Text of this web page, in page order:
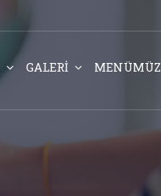
GALERİ MENÜMÜZ